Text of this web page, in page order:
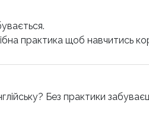
практика щоб навчитись
Без практики